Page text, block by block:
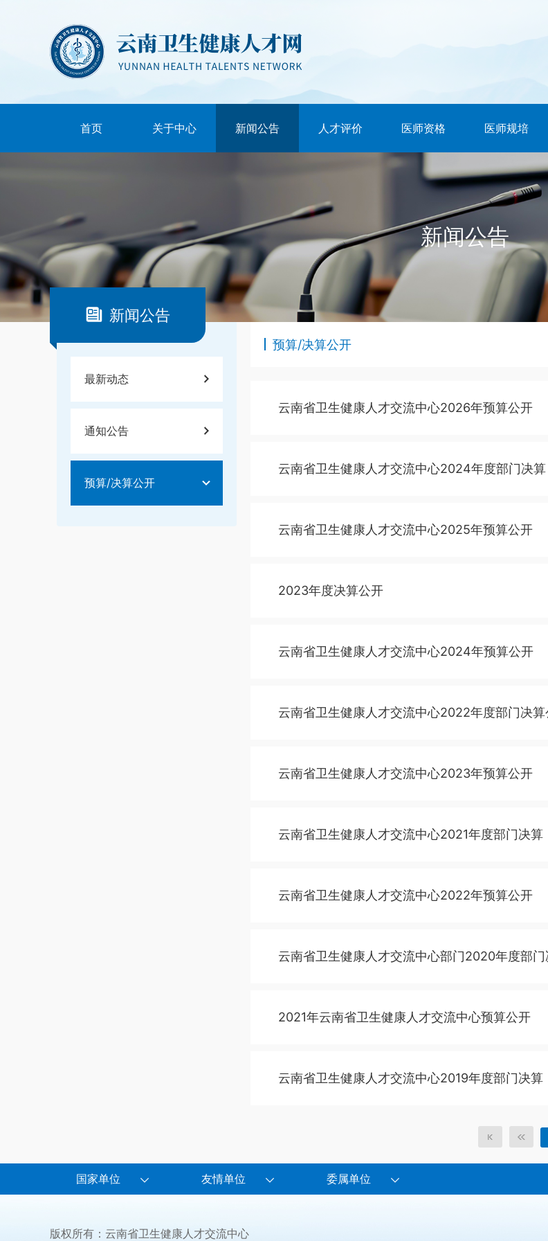
首页 关于中心 新闻公告 人才评价 医师资格 医师规培
新闻公告
新闻公告
最新动态
通知公告
预算/决算公开
预算/决算公开
云南省卫生健康人才交流中心2026年预算公开
云南省卫生健康人才交流中心2024年度部门决算
云南省卫生健康人才交流中心2025年预算公开
2023年度决算公开
云南省卫生健康人才交流中心2024年预算公开
云南省卫生健康人才交流中心2022年度部门决算
云南省卫生健康人才交流中心2023年预算公开
云南省卫生健康人才交流中心2021年度部门决算
云南省卫生健康人才交流中心2022年预算公开
云南省卫生健康人才交流中心部门2020年度部门
2021年云南省卫生健康人才交流中心预算公开
云南省卫生健康人才交流中心2019年度部门决算
国家单位 友情单位 委属单位
版权所有：云南省卫生健康人才交流中心